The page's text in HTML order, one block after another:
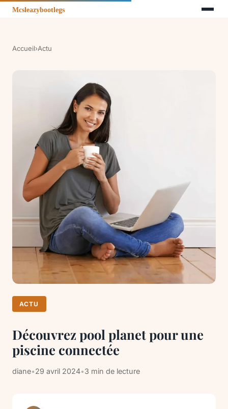
Accueil›Actu
ACTU
Découvrez pool planet pour une
piscine connectée
diane•29 avril 2024•3 min de lecture